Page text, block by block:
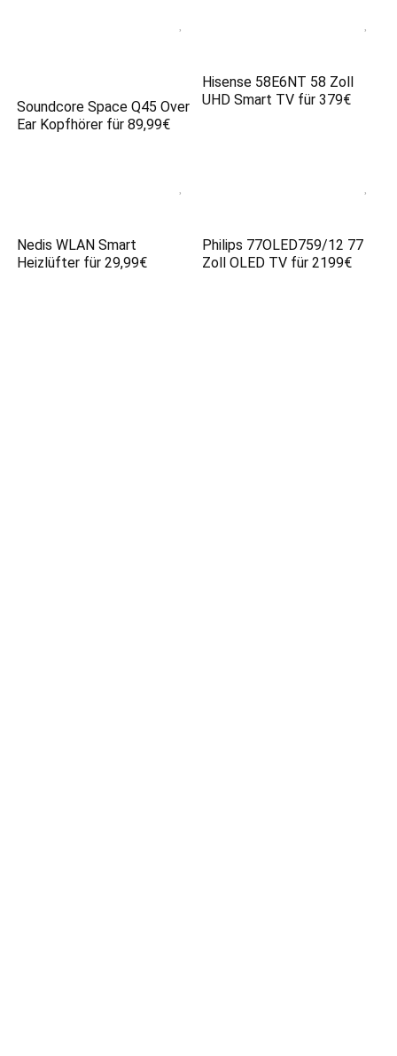
Soundcore Space Q45 Over
Ear Kopfhörer für 89,99€
Hisense 58E6NT 58 Zoll
UHD Smart TV für 379€
Nedis WLAN Smart
Heizlüfter für 29,99€
Philips 77OLED759/12 77
Zoll OLED TV für 2199€